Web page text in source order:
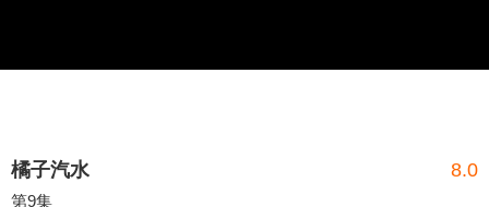
橘子汽水 8.0
第9集